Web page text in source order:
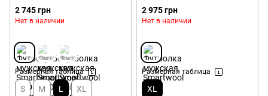
2 745 грн
Нет в наличии
Размерная таблица
S M L XL
XL)
2 975 грн
Нет в наличии
Размерная таблица
XL